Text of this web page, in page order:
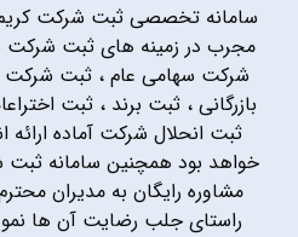
سامانه تخصصی ثبت شرکت
مجرب در زمینه های ثبت شرکت
شرکت سهامی عام ، ثبت
بازرگانی ، ثبت برند ، ثبت
ثبت انحلال شرکت آماده
خواهد بود همچنین سامانه
مشاوره رایگان به مدیران
راستای جلب رضایت آن ها